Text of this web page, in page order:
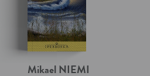
Mikael NIEMI